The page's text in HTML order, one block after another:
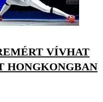
VÍVHAT
HONGKONGBAN